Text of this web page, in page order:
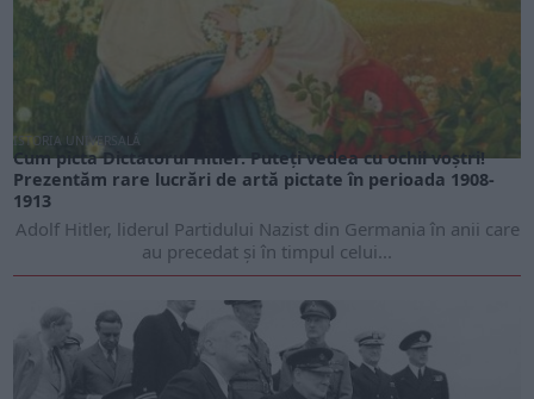
ISTORIA UNIVERSALĂ
Cum picta Dictatorul Hitler. Puteți vedea cu ochii voștri!
Prezentăm rare lucrări de artă pictate în perioada 1908-
1913
Adolf Hitler, liderul Partidului Nazist din Germania în anii care
au precedat și în timpul celui...